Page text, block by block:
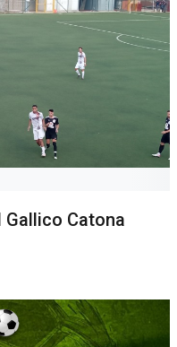
Gallico Catona